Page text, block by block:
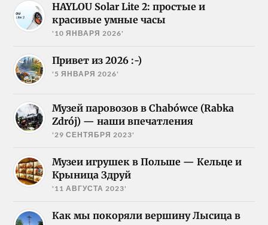
HAYLOU Solar Lite 2: простые и
красивые умные часы
'10 ЯНВАРЯ 2026'
Привет из 2026 :-)
'5 ЯНВАРЯ 2026'
Музей паровозов в Chabówce (Rabka
Zdrój) — наши впечатления
'29 СЕНТЯБРЯ 2023'
Музеи игрушек в Польше — Кельце и
Крыница Здруй
'11 АВГУСТА 2023'
Как мы покоряли вершину Лысица в